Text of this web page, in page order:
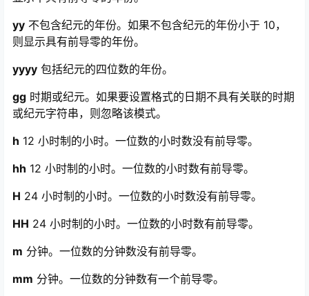
yy 不包含纪元的年份。如果不包含纪元的年份小于 10，
则显示具有前导零的年份。
yyyy 包括纪元的四位数的年份。
gg 时期或纪元。如果要设置格式的日期不具有关联的时期
或纪元字符串，则忽略该模式。
h 12 小时制的小时。一位数的小时数没有前导零。
hh 12 小时制的小时。一位数的小时数有前导零。
H 24 小时制的小时。一位数的小时数没有前导零。
HH 24 小时制的小时。一位数的小时数有前导零。
m 分钟。一位数的分钟数没有前导零。
mm 分钟。一位数的分钟数有一个前导零。